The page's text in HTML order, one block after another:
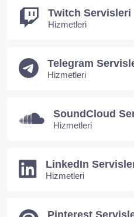
Twitch Servisleri
Hizmetleri
Telegram
Hizmetleri
SoundCloud
Hizmetleri
LinkedIn
Hizmetleri
Pinterest